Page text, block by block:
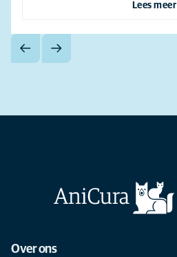
Lees meer
Over ons